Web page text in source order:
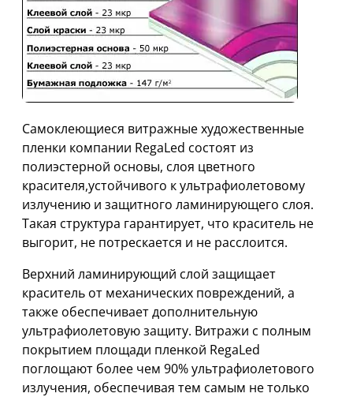
Cамоклеющиеся витражные художественные
пленки компании RegaLed состоят из
полиэстерной основы, слоя цветного
красителя,устойчивого к ультрафиолетовому
излучению и защитного ламинирующего слоя.
Такая структура гарантирует, что краситель не
выгорит, не потрескается и не расслоится.
Верхний ламинирующий слой защищает
краситель от механических повреждений, а
также обеспечивает дополнительную
ультрафиолетовую защиту. Витражи с полным
покрытием площади пленкой RegaLed
поглощают более чем 90% ультрафиолетового
излучения, обеспечивая тем самым не только